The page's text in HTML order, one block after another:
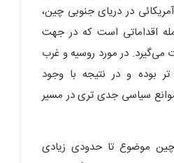
در دریای جنوبی چین،
اقداماتی است که در جهت
در مورد روسیه و غرب
بوده و در نتیجه با وجود
سیاسی جدی تری در مسیر
موضوع تا حدودی زیادی